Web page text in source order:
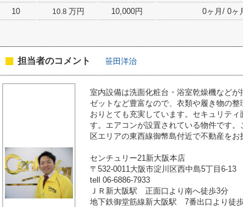
10
10.8 万円 10,000円 0ヶ月/ 0ヶ
担当者のコメント 笹田洋治
室内設備は洗面化粧台・浴室乾燥機など
ゼットなど豊富なので、衣類や履き物の
おりとても充実しています。セキュリテ
す。エアコンが設置されている物件です
区エリアの東西線御幣島付近で不動産を
センチュリー21新大阪本店
〒532-0011大阪市淀川区西中島5丁目6-13
tell 06-6886-7933
ＪＲ新大阪駅 正面口より南へ徒歩3分
地下鉄御堂筋線新大阪駅 7番出口より徒